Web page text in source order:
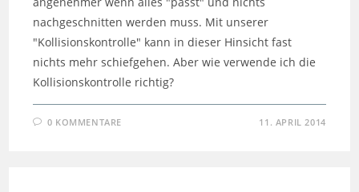
nachgeschnitten werden muss. Mit unserer
"Kollisionskontrolle" kann in dieser Hinsicht fast
nichts mehr schiefgehen. Aber wie verwende ich die
Kollisionskontrolle richtig?
0 KOMMENTARE 11. APRIL 2014